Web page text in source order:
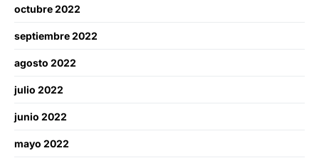
octubre 2022
septiembre 2022
agosto 2022
julio 2022
junio 2022
mayo 2022